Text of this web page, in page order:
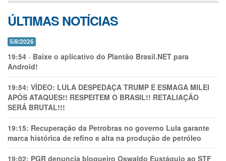
ÚLTIMAS NOTÍCIAS
5/8/2026
19:54 - Baixe o aplicativo do Plantão Brasil.NET para
Android!
19:54: VÍDEO: LULA DESPEDAÇA TRUMP E ESMAGA MILEI
APÓS ATAQUES!! RESPEITEM O BRASIL!! RETALIAÇÃO
SERÁ BRUTAL!!!
19:15: Recuperação da Petrobras no governo Lula garante
marca histórica de refino e alta na produção de petróleo
19:02: PGR denuncia blogueiro Oswaldo Eustáquio ao STF